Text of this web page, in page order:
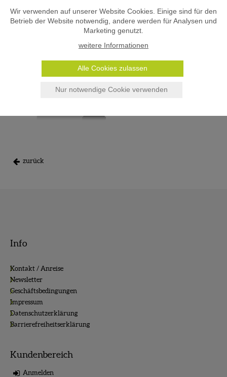
zurück
Info
Kontakt / Anreise
Newsletter
Geschäftsbedingungen
Impressum
Datenschutzerklärung
Barrierefreiheitserklärung
Kundenbereich
Anmelden
Wir verwenden auf unserer Website Cookies. Einige sind für den
Betrieb der Website notwendig, andere werden für Analysen und
Marketing genutzt.
weitere Informationen
Alle Cookies zulassen
Nur notwendige Cookie verwenden